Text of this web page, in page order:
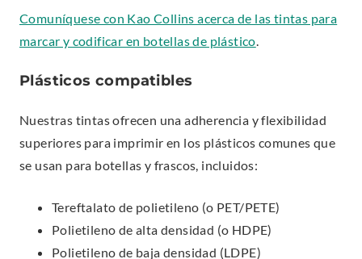
e
n
n
n
e
w
i
n
L
i
n
s
i
Comuníquese con Kao Collins acerca de las tintas para
marcar y codificar en botellas de plástico.
e
r
n
L
.
Plásticos compatibles
Nuestras tintas ofrecen una adherencia y flexibilidad
superiores para imprimir en los plásticos comunes que
se usan para botellas y frascos, incluidos:
Tereftalato de polietileno (o PET/PETE)
Polietileno de alta densidad (o HDPE)
Polietileno de baja densidad (LDPE)